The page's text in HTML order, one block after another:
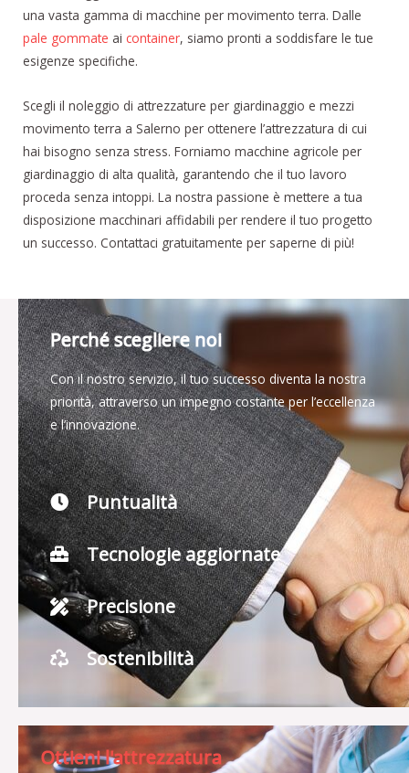
una vasta gamma di macchine per movimento terra. Dalle
pale gommate ai container, siamo pronti a soddisfare le tue
esigenze specifiche.
Scegli il noleggio di attrezzature per giardinaggio e mezzi
movimento terra a Salerno per ottenere l’attrezzatura di cui
hai bisogno senza stress. Forniamo macchine agricole per
giardinaggio di alta qualità, garantendo che il tuo lavoro
proceda senza intoppi. La nostra passione è mettere a tua
disposizione macchinari affidabili per rendere il tuo progetto
un successo. Contattaci gratuitamente per saperne di più!
Perché scegliere noi
Con il nostro servizio, il tuo successo diventa la nostra
priorità, attraverso un impegno costante per l’eccellenza
e l’innovazione.
Puntualità
Tecnologie aggiornate
Precisione
Sostenibilità
Ottieni l'attrezzatura